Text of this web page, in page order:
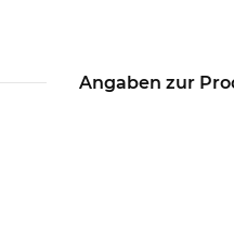
Angaben zur